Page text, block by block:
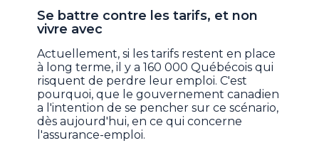
Se battre contre les tarifs, et non
vivre avec
Actuellement, si les tarifs restent en place
à long terme, il y a 160 000 Québécois qui
risquent de perdre leur emploi. C'est
pourquoi, que le gouvernement canadien
a l'intention de se pencher sur ce scénario,
dès aujourd'hui, en ce qui concerne
l'assurance-emploi.